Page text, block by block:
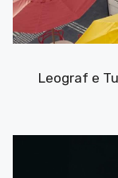
Leograf e